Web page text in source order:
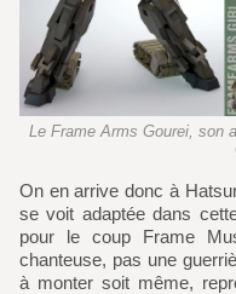
Le Frame Arms Gourei, son
On en arrive donc à Hatsune Miku, notre vocaloïd préférée, qui
se voit adaptée dans
pour le coup Frame
chanteuse, pas une
à monter soit même,